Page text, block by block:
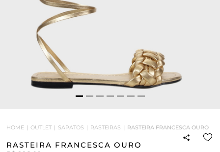
HOME OUTLET SAPATOS RASTEIRAS RASTEIRA FRANCESCA OURO
RASTEIRA FRANCESCA OURO